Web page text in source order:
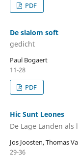
PDF
De slalom soft
gedicht
Paul Bogaert
11-28
PDF
Hic Sunt Leones
De Lage Landen
Jos Joosten, Thomas
29-36